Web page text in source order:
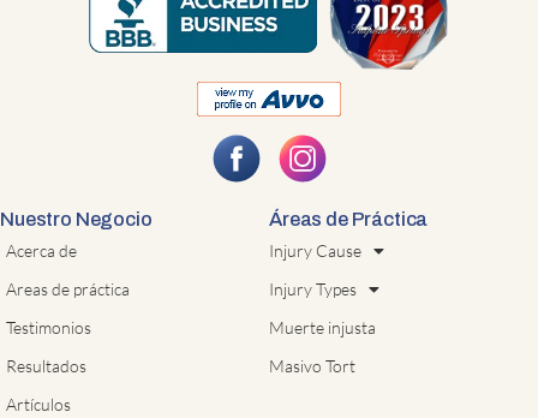
Nuestro Negocio
Acerca de
Areas de práctica
Testimonios
Resultados
Artículos
Áreas de Práctica
Injury Cause
Injury Types
Muerte injusta
Masivo Tort